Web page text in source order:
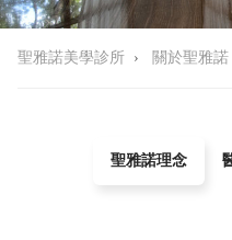
聖雅諾美學診所 › 關於聖雅諾
聖雅諾理念